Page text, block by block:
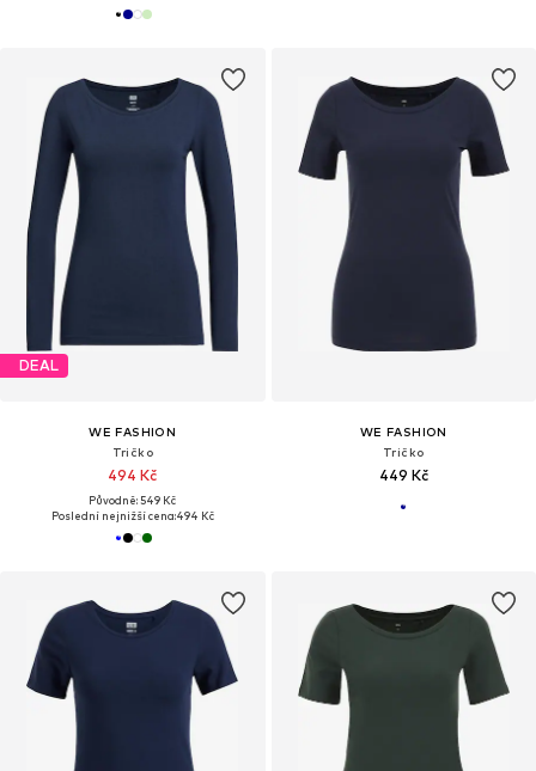
DEAL
WE FASHION
Tričko
494 Kč
Původně: 549 Kč
Poslední nejnižší cena:494 Kč
WE FASHION
Tričko
449 Kč